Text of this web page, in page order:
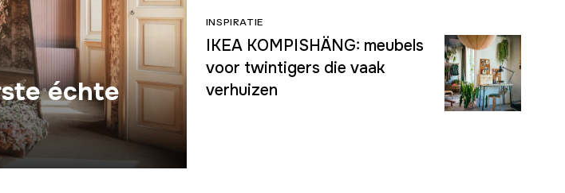
échte
INSPIRATIE
IKEA KOMPISHÄNG: meubels
voor twintigers die vaak
verhuizen